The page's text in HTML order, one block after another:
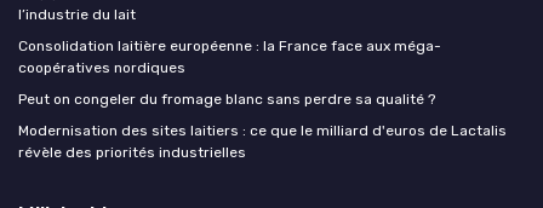
l’industrie du lait
Consolidation laitière européenne : la France face aux méga-
coopératives nordiques
Peut on congeler du fromage blanc sans perdre sa qualité ?
Modernisation des sites laitiers : ce que le milliard d'euros de Lactalis
révèle des priorités industrielles